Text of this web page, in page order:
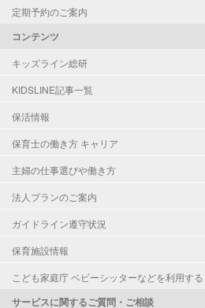
定期予約のご案内
コンテンツ
キッズライン総研
KIDSLINE記事一覧
保活情報
保育士の働き方 キャリア
主婦の仕事選びや働き方
法人プランのご案内
ガイドライン遵守状況
保育施設情報
こども家庭庁 ベビーシッターなどを利用す
サービスに関するご質問・ご相談